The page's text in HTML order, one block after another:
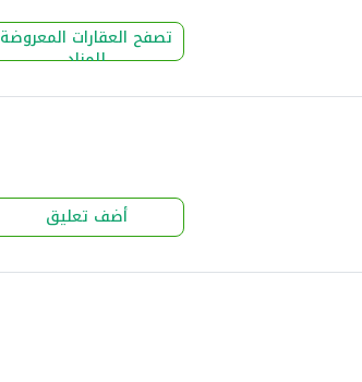
تصفح العقارات المعروضة
للمزاد
أضف تعليق